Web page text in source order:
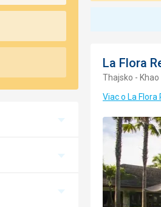
La Flora
Thajsko - Khao
Viac o La Flora